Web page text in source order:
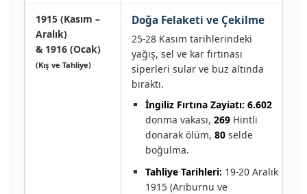
1915 (Kasım –
Aralık)
& 1916 (Ocak)
(Kış ve Tahliye)
Doğa Felaketi ve Çekilme
25-28 Kasım tarihlerindeki
yağış, sel ve kar fırtınası
siperleri sular ve buz altında
bıraktı.
İngiliz Fırtına Zayiatı: 6.602
donma vakası, 269 Hintli
donarak ölüm, 80 selde
boğulma.
Tahliye Tarihleri: 19-20 Aralık
1915 (Arıburnu ve